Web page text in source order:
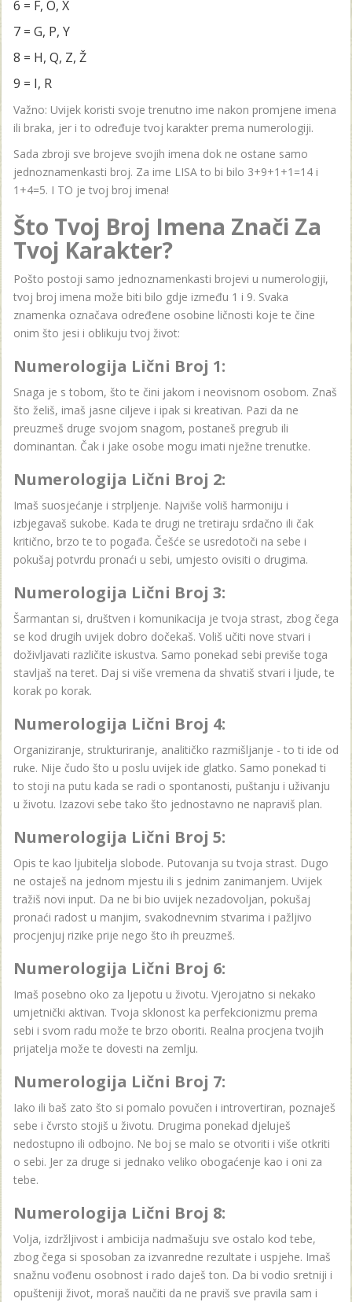
6 = F, O, X
7 = G, P, Y
8 = H, Q, Z, Ž
9 = I, R
Važno: Uvijek koristi svoje trenutno ime nakon promjene imena
ili braka, jer i to određuje tvoj karakter prema numerologiji.
Sada zbroji sve brojeve svojih imena dok ne ostane samo
jednoznamenkasti broj. Za ime LISA to bi bilo 3+9+1+1=14 i
1+4=5. I TO je tvoj broj imena!
Što Tvoj Broj Imena Znači Za
Tvoj Karakter?
Pošto postoji samo jednoznamenkasti brojevi u numerologiji,
tvoj broj imena može biti bilo gdje između 1 i 9. Svaka
znamenka označava određene osobine ličnosti koje te čine
onim što jesi i oblikuju tvoj život:
Numerologija Lični Broj 1:
Snaga je s tobom, što te čini jakom i neovisnom osobom. Znaš
što želiš, imaš jasne ciljeve i ipak si kreativan. Pazi da ne
preuzmeš druge svojom snagom, postaneš pregrub ili
dominantan. Čak i jake osobe mogu imati nježne trenutke.
Numerologija Lični Broj 2:
Imaš suosjećanje i strpljenje. Najviše voliš harmoniju i
izbjegavaš sukobe. Kada te drugi ne tretiraju srdačno ili čak
kritično, brzo te to pogađa. Češće se usredotoči na sebe i
pokušaj potvrdu pronaći u sebi, umjesto ovisiti o drugima.
Numerologija Lični Broj 3:
Šarmantan si, društven i komunikacija je tvoja strast, zbog čega
se kod drugih uvijek dobro dočekaš. Voliš učiti nove stvari i
doživljavati različite iskustva. Samo ponekad sebi previše toga
stavljaš na teret. Daj si više vremena da shvatiš stvari i ljude, te
korak po korak.
Numerologija Lični Broj 4:
Organiziranje, strukturiranje, analitičko razmišljanje - to ti ide od
ruke. Nije čudo što u poslu uvijek ide glatko. Samo ponekad ti
to stoji na putu kada se radi o spontanosti, puštanju i uživanju
u životu. Izazovi sebe tako što jednostavno ne napraviš plan.
Numerologija Lični Broj 5:
Opis te kao ljubitelja slobode. Putovanja su tvoja strast. Dugo
ne ostaješ na jednom mjestu ili s jednim zanimanjem. Uvijek
tražiš novi input. Da ne bi bio uvijek nezadovoljan, pokušaj
pronaći radost u manjim, svakodnevnim stvarima i pažljivo
procjenjuj rizike prije nego što ih preuzmeš.
Numerologija Lični Broj 6:
Imaš posebno oko za ljepotu u životu. Vjerojatno si nekako
umjetnički aktivan. Tvoja sklonost ka perfekcionizmu prema
sebi i svom radu može te brzo oboriti. Realna procjena tvojih
prijatelja može te dovesti na zemlju.
Numerologija Lični Broj 7:
Iako ili baš zato što si pomalo povučen i introvertiran, poznaješ
sebe i čvrsto stojiš u životu. Drugima ponekad djeluješ
nedostupno ili odbojno. Ne boj se malo se otvoriti i više otkriti
o sebi. Jer za druge si jednako veliko obogaćenje kao i oni za
tebe.
Numerologija Lični Broj 8:
Volja, izdržljivost i ambicija nadmašuju sve ostalo kod tebe,
zbog čega si sposoban za izvanredne rezultate i uspjehe. Imaš
snažnu vođenu osobnost i rado daješ ton. Da bi vodio sretniji i
opušteniji život, moraš naučiti da ne praviš sve pravila sam i